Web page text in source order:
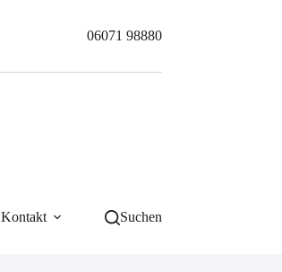
06071 98880
Kontakt Suchen